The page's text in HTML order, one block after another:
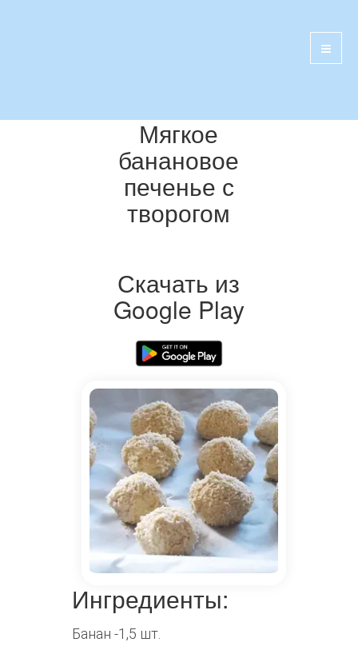
Мягкое
банановое
печенье с
творогом
Скачать из
Google Play
Ингредиенты:
Банан -1,5 шт.